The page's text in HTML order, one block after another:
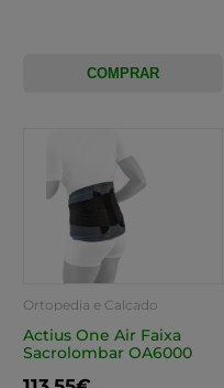
COMPRAR
Ortopedia e Calçado
Actius One Air Faixa
Sacrolombar OA6000